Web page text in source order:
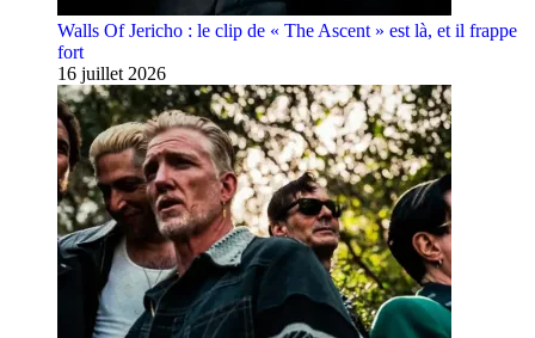
Walls Of Jericho : le clip de « The Ascent » est là, et il frappe
fort
16 juillet 2026